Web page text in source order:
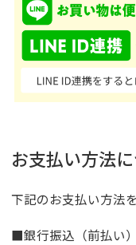
お支払い方法
下記のお支払い方法
■銀行振込（前払い）